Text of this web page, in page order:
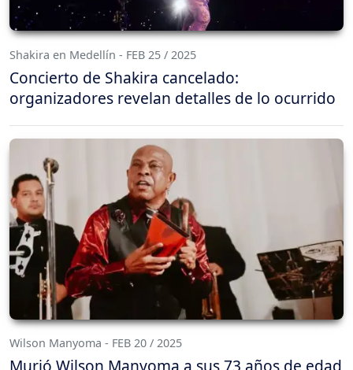
Shakira en Medellín - FEB 25 / 2025
Concierto de Shakira cancelado:
organizadores revelan detalles de lo ocurrido
Wilson Manyoma - FEB 20 / 2025
Murió Wilson Manyoma a sus 73 años de edad